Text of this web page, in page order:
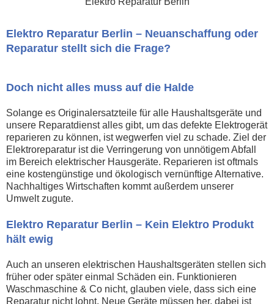
Elektro Reparatur Berlin – Neuanschaffung oder
Reparatur stellt sich die Frage?
Doch nicht alles muss auf die Halde
Solange es Originalersatzteile für alle Haushaltsgeräte und
unsere Reparatdienst alles gibt, um das defekte Elektrogerät
reparieren zu können, ist wegwerfen viel zu schade. Ziel der
Elektroreparatur ist die Verringerung von unnötigem Abfall
im Bereich elektrischer Hausgeräte. Reparieren ist oftmals
eine kostengünstige und ökologisch vernünftige Alternative.
Nachhaltiges Wirtschaften kommt außerdem unserer
Umwelt zugute.
Elektro Reparatur Berlin – Kein Elektro Produkt
hält ewig
Auch an unseren elektrischen Haushaltsgeräten stellen sich
früher oder später einmal Schäden ein. Funktionieren
Waschmaschine & Co nicht, glauben viele, dass sich eine
Reparatur nicht lohnt. Neue Geräte müssen her, dabei ist